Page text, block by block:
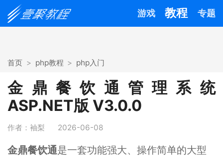
游戏 教程 专题
首页 php教程 php入门
金鼎餐饮通管理系统
ASP.NET版 V3.0.0
作者：袖梨 2026-06-08
金鼎餐饮通是一套功能强大、操作简单的大型